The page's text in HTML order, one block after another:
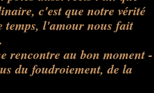
c'est que notre vérité
temps, l'amour nous fait
rencontre au bon moment -
du foudroiement, de la